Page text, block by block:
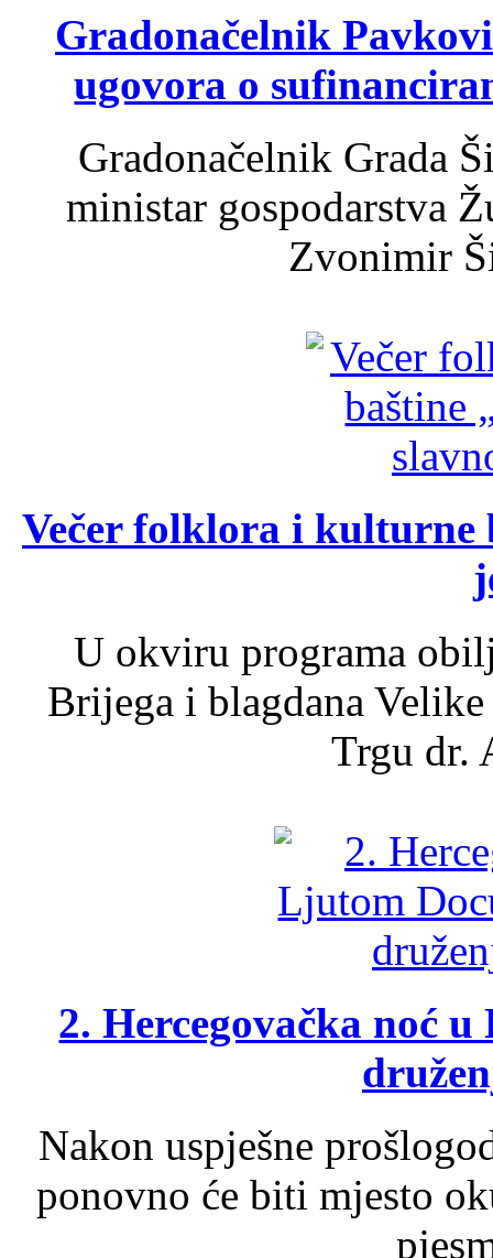
Gradonačelnik
ugovora o
Gradonačelnik Grada
ministar gospodarstva
Zvonimir
Večer folklora i kulturne
U okviru programa
Brijega i blagdana
Trgu dr.
2. Hercegovačka noć
Nakon uspješne
ponovno će biti mjesto